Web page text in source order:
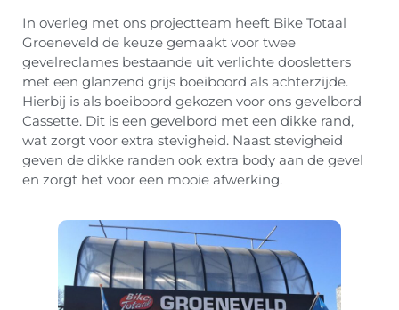
In overleg met ons projectteam heeft Bike Totaal
Groeneveld de keuze gemaakt voor twee
gevelreclames bestaande uit verlichte doosletters
met een glanzend grijs boeiboord als achterzijde.
Hierbij is als boeiboord gekozen voor ons gevelbord
Cassette. Dit is een gevelbord met een dikke rand,
wat zorgt voor extra stevigheid. Naast stevigheid
geven de dikke randen ook extra body aan de gevel
en zorgt het voor een mooie afwerking.